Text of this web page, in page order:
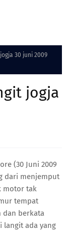
30 juni 2009
jogja
(30 Juni 2009
dari menjemput
motor tak
tempat
dan berkata
langit ada yang